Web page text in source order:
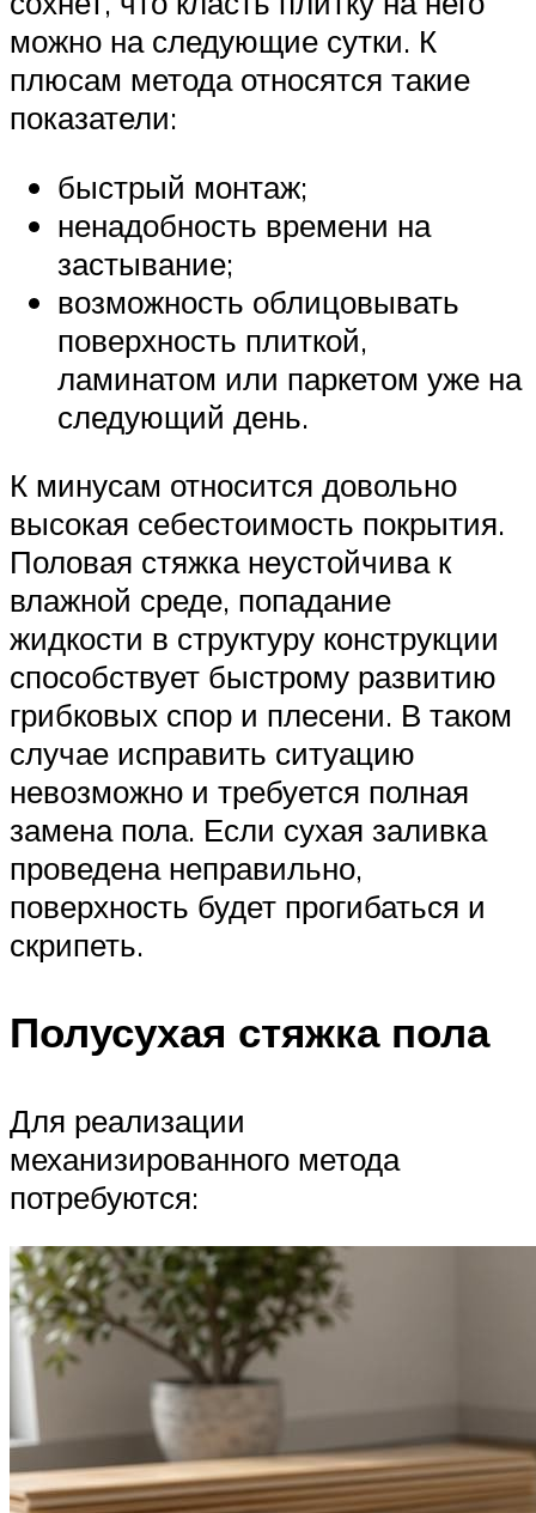
можно на следующие сутки. К
плюсам метода относятся такие
показатели:
быстрый монтаж;
ненадобность времени на
застывание;
возможность облицовывать
поверхность плиткой,
ламинатом или паркетом уже на
следующий день.
К минусам относится довольно
высокая себестоимость покрытия.
Половая стяжка неустойчива к
влажной среде, попадание
жидкости в структуру конструкции
способствует быстрому развитию
грибковых спор и плесени. В таком
случае исправить ситуацию
невозможно и требуется полная
замена пола. Если сухая заливка
проведена неправильно,
поверхность будет прогибаться и
скрипеть.
Полусухая стяжка пола
Для реализации
механизированного метода
потребуются: